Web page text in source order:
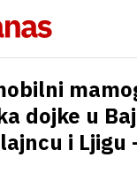
dojke u
i Ljigu